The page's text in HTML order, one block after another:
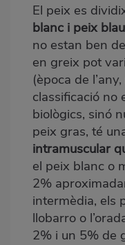
El peix es
blanc i peix
no estan ben
en greix pot
(època de
classificació no
biològics, sinó
peix gras, té
intramuscular
el peix blanc o
2%
intermèdia, els
llobarro o
2% i un 5% de